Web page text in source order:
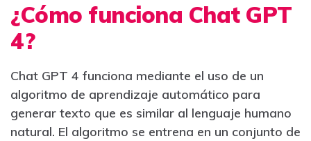
¿Cómo funciona Chat GPT
4?
Chat GPT 4 funciona mediante el uso de un
algoritmo de aprendizaje automático para
generar texto que es similar al lenguaje humano
natural. El algoritmo se entrena en un conjunto de